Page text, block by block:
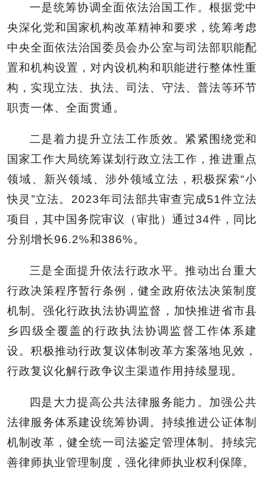
一是统筹协调全面依法治国工作。根据党中
央深化党和国家机构改革精神和要求，统筹考虑
中央全面依法治国委员会办公室与司法部职能配
置和机构设置，对内设机构和职能进行整体性重
构，实现立法、执法、司法、守法、普法等环节
职责一体、全面贯通。
二是着力提升立法工作质效。紧紧围绕党和
国家工作大局统筹谋划行政立法工作，推进重点
领域、新兴领域、涉外领域立法，积极探索“小
快灵”立法。2023年司法部共审查完成51件立法
项目，其中国务院审议（审批）通过34件，同比
分别增长96.2%和386%。
三是全面提升依法行政水平。推动出台重大
行政决策程序暂行条例，健全政府依法决策制度
机制。强化行政执法协调监督，加快推进省市县
乡四级全覆盖的行政执法协调监督工作体系建
设。积极推动行政复议体制改革方案落地见效，
行政复议化解行政争议主渠道作用持续显现。
四是大力提高公共法律服务能力。加强公共
法律服务体系建设统筹协调。持续推进公证体制
机制改革，健全统一司法鉴定管理体制。持续完
善律师执业管理制度，强化律师执业权利保障。